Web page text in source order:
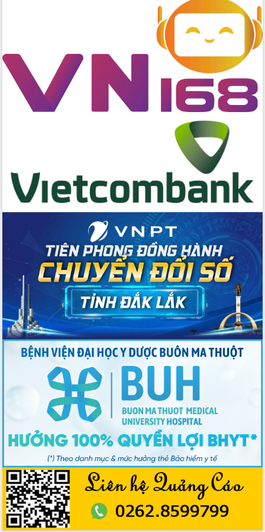
Huy giữ chức Bí thư Đảng ủy Ủy Ban
Nhân dân tỉnh
Bệnh án điện tử thúc đẩy chuyển đổi
số y tế tại Đắk Lắk
Chuyển đổi số thư viện: Mở rộng
Friendship Meeting New Year 2026”
Bầu cử Quốc hội và HĐND: Cử tri Đắk
Lắk gửi gắm niềm tin, kỳ vọng vào lá
Đắk Lắk sẵn sàng các điều kiện cho
Ngày hội bầu cử đại biểu Quốc hội
khóa XVI và HĐND các cấp nhiệm kỳ
2026-2031
Đảm bảo cuộc bầu cử đại biểu Quốc
hội và đại biểu HĐND các cấp diễn ra
an toàn, hiệu quả, đúng quy định
Thủ tướng Chính phủ Phạm Minh Chính
kiểm tra, chỉ đạo hoàn thành các dự
án cao tốc và thăm khu tái định cư tại
Đắk Lắk
Sôi nổi Hội đua ngựa truyền thống Gò
Thì Thùng mừng Xuân Bính Ngọ 2026
Lãnh đạo tỉnh dâng hương tưởng niệm
tại Đập Đồng Cam đầu Xuân Bính Ngọ
Ngành nông nghiệp phấn đấu tăng
trưởng đạt 5,86% trong năm 2026
UBND tỉnh Đắk Lắk triển khai công tác
quốc phòng, quân sự địa phương năm
2026
Đắk Lắk tập trung toàn lực khắc phục
tồn tại IUU, sẵn sàng làm việc với
Đoàn thanh tra EC
Chủ tịch UBND tỉnh Tạ Anh Tuấn thăm,